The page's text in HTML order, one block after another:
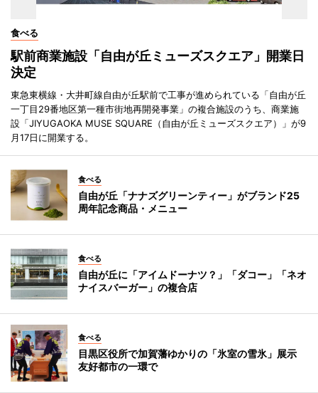
食べる
駅前商業施設「自由が丘ミューズスクエア」開業日
決定
東急東横線・大井町線自由が丘駅前で工事が進められている「自由が丘
一丁目29番地区第一種市街地再開発事業」の複合施設のうち、商業施
設「JIYUGAOKA MUSE SQUARE（自由が丘ミューズスクエア）」が9
月17日に開業する。
食べる
自由が丘「ナナズグリーンティー」がブランド25
周年記念商品・メニュー
食べる
自由が丘に「アイムドーナツ？」「ダコー」「ネオ
ナイスバーガー」の複合店
食べる
目黒区役所で加賀藩ゆかりの「氷室の雪氷」展示
友好都市の一環で